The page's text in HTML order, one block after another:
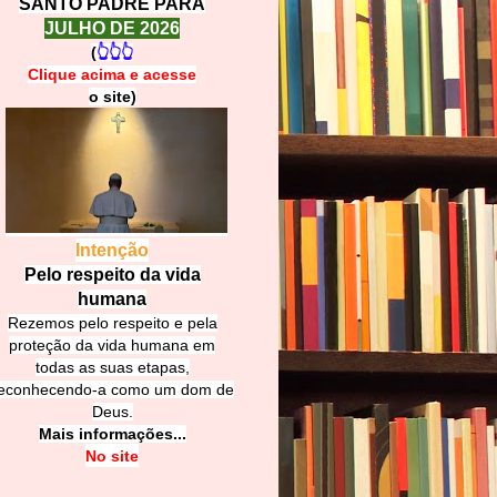
SANTO PADRE PARA
JULHO DE 2026
(👆👆👆
Clique acima e acesse
o site)
Intenção
Pelo respeito da vida
humana
Rezemos pelo respeito e pela
proteção da vida humana em
todas as suas etapas,
a como um dom de
Deus.
Mais informações...
No site